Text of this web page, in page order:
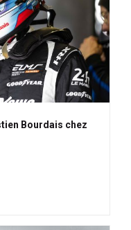
Bourdais chez